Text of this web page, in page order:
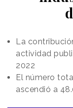
La
actividad
2022
El número
ascendió a